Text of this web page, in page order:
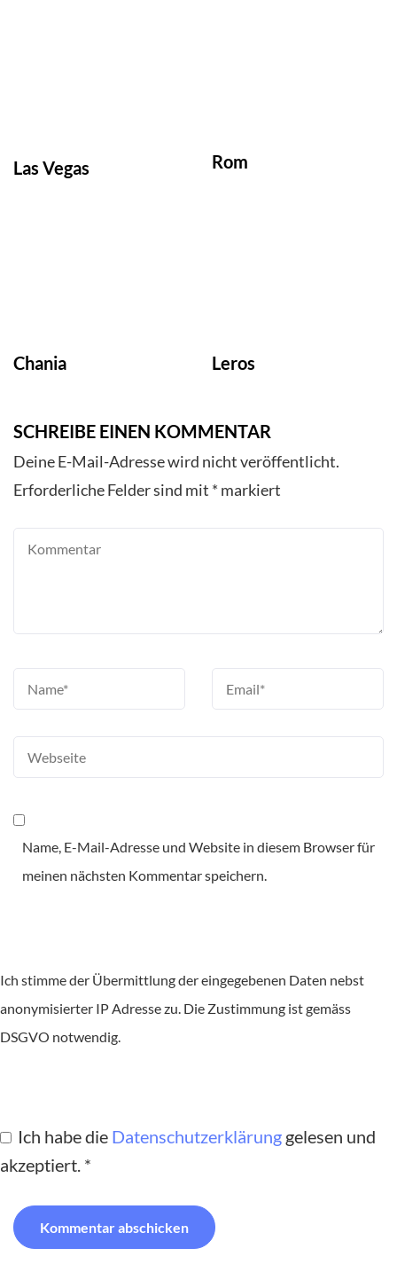
Las Vegas Rom
Chania Leros
SCHREIBE EINEN KOMMENTAR
Deine E-Mail-Adresse wird nicht veröffentlicht.
Erforderliche Felder sind mit * markiert
Name, E-Mail-Adresse und Website in diesem Browser für
meinen nächsten Kommentar speichern.
Ich stimme der Übermittlung der eingegebenen Daten nebst
anonymisierter IP Adresse zu. Die Zustimmung ist gemäss
DSGVO notwendig.
Ich habe die Datenschutzerklärung gelesen und
akzeptiert. *